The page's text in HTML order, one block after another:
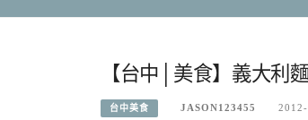
【台中│美食】義大利
台中美食 JASON123455